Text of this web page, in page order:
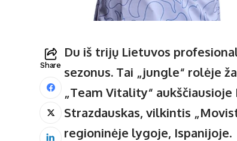
Share
Du iš trijų Lietuvos
sezonus. Tai „jungle“ rolėje
„Team Vitality“ aukščiausioje
Strazdauskas, vilkintis
regioninėje lygoje, Ispanijoje.